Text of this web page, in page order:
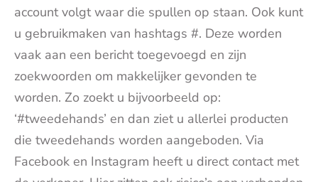
account volgt waar die spullen op staan. Ook kunt
u gebruikmaken van hashtags #. Deze worden
vaak aan een bericht toegevoegd en zijn
zoekwoorden om makkelijker gevonden te
worden. Zo zoekt u bijvoorbeeld op:
‘#tweedehands’ en dan ziet u allerlei producten
die tweedehands worden aangeboden. Via
Facebook en Instagram heeft u direct contact met